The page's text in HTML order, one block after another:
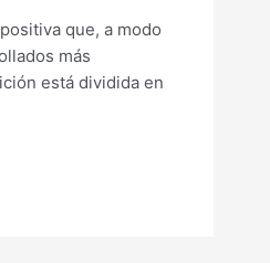
que, a modo
más
está dividida en